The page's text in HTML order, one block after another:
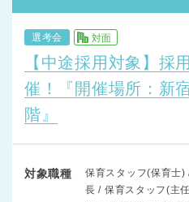
選考会 対面
【中途採用対象】採
催！『開催場所：新
階』
対象職種
保育スタッフ(保育士
長 / 保育スタッフ(主